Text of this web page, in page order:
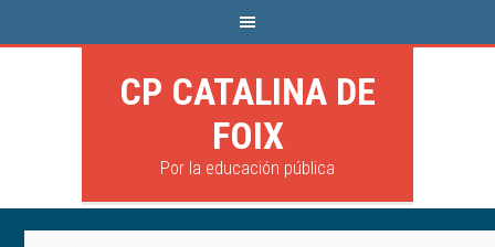
CP CATALINA DE
FOIX
Por la educación pública